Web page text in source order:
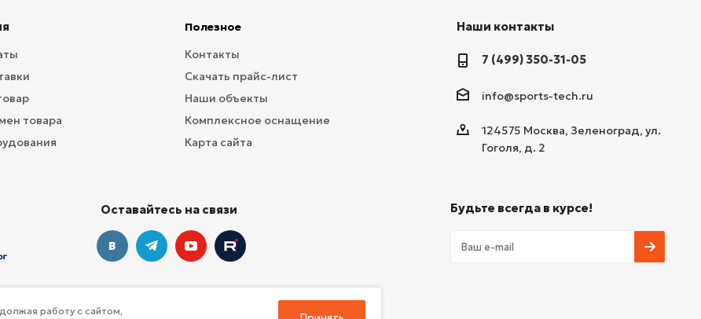
товара
Полезное
Контакты
Скачать прайс-лист
Наши объекты
Комплексное оснащение
Карта сайта
Наши контакты
7 (499) 350-31-05
info@sports-tech.ru
124575 Москва, Зеленоград, ул.
Гоголя, д. 2
Оставайтесь на связи Будьте всегда в курсе!
работу с сайтом,